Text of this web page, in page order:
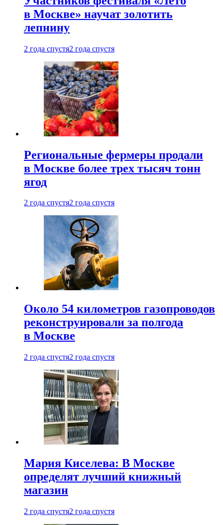
в Москве» научат золотить
лепнину
2 года спустя2 года спустя
Региональные фермеры продали
в Москве более трех тысяч тонн
ягод
2 года спустя2 года спустя
Около 54 километров газопроводов
реконструировали за полгода
в Москве
2 года спустя2 года спустя
Мария Киселева: В Москве
определят лучший книжный
магазин
2 года спустя2 года спустя